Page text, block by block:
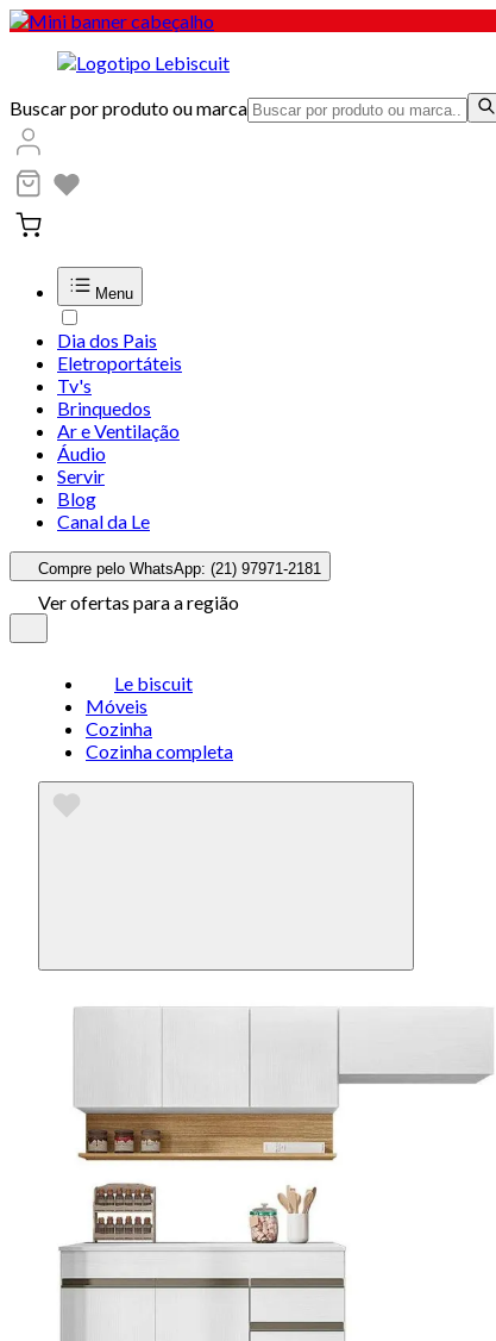
Buscar por produto ou marca
Menu
Dia dos Pais
Eletroportáteis
Tv's
Brinquedos
Ar e Ventilação
Áudio
Servir
Blog
Canal da Le
Compre pelo WhatsApp: (21) 97971-2181
Ver ofertas para a região
Le biscuit
Móveis
Cozinha
Cozinha completa